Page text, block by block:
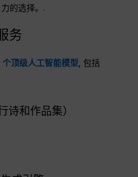
的选择。.
务
顶级人工智能模型 , 包括
诗和作品集）